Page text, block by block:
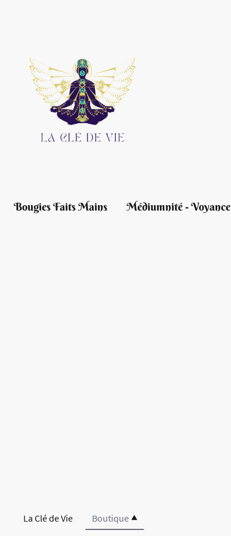
Bougies Faits Mains Médiumnité - Voyance
La Clé de Vie Boutique